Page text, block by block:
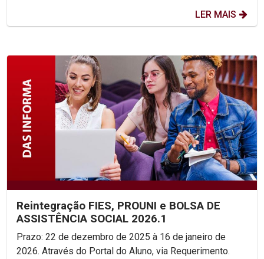
LER MAIS
Reintegração FIES, PROUNI e BOLSA DE
ASSISTÊNCIA SOCIAL 2026.1
Prazo: 22 de dezembro de 2025 à 16 de janeiro de
2026. Através do Portal do Aluno, via Requerimento.